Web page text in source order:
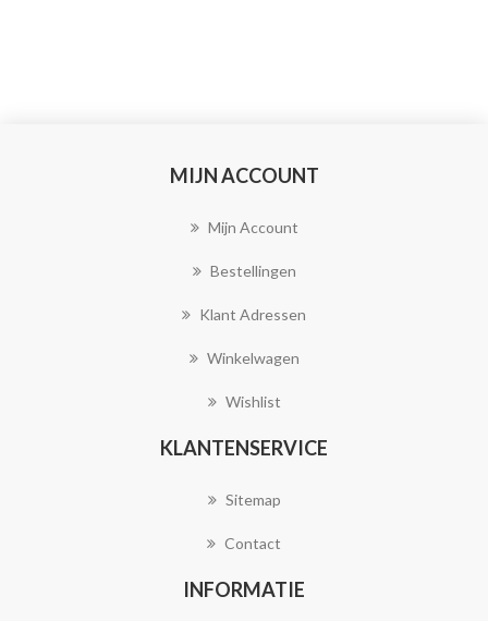
MIJN ACCOUNT
Mijn Account
Bestellingen
Klant Adressen
Winkelwagen
Wishlist
KLANTENSERVICE
Sitemap
Contact
INFORMATIE